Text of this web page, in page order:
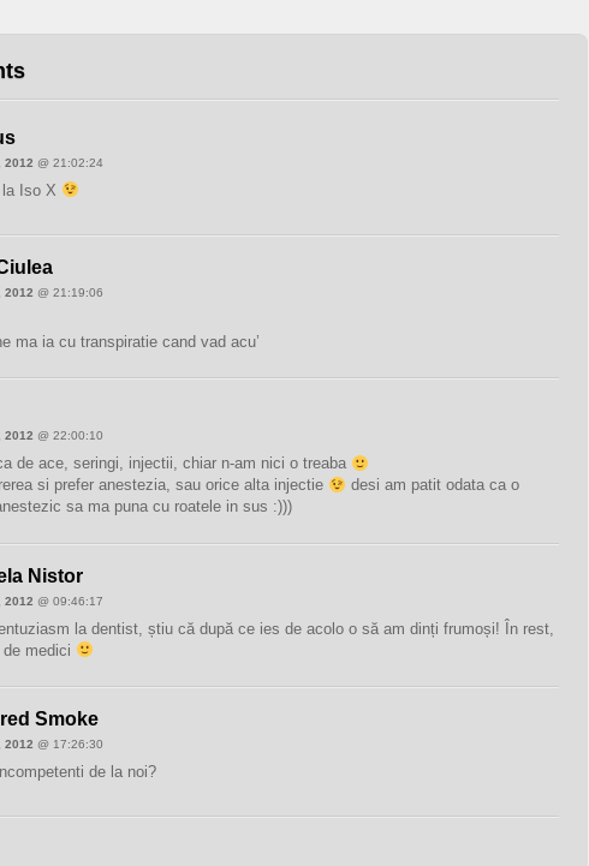
2012 @ 21:02:24
Iso X
2012 @ 21:19:06
ma ia cu transpiratie cand vad acu’
2012 @ 22:00:10
de ace, seringi, injectii, chiar n-am nici o treaba
si prefer anestezia, sau orice alta injectie
desi am patit odata ca o
sa ma puna cu roatele in sus :)))
Nistor
2012 @ 09:46:17
la dentist, știu că după ce ies de acolo o să am dinți frumoși! În rest,
medici
Smoke
2012 @ 17:26:30
de la noi?